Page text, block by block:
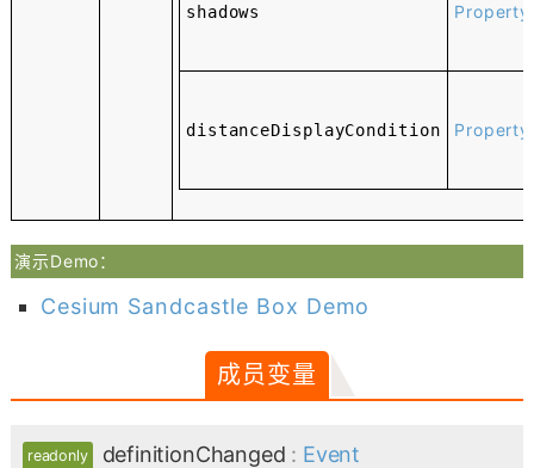
shadows Property
distanceDisplayCondition Property
演示Demo：
Cesium Sandcastle Box Demo
成员变量
readonly definitionChanged : Event